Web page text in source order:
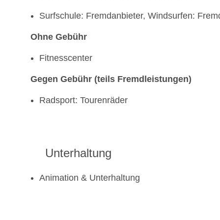
Surfschule: Fremdanbieter, Windsurfen:
Ohne Gebühr
Fitnesscenter
Gegen Gebühr (teils Fremdleistungen)
Radsport: Tourenräder
Unterhaltung
Animation & Unterhaltung